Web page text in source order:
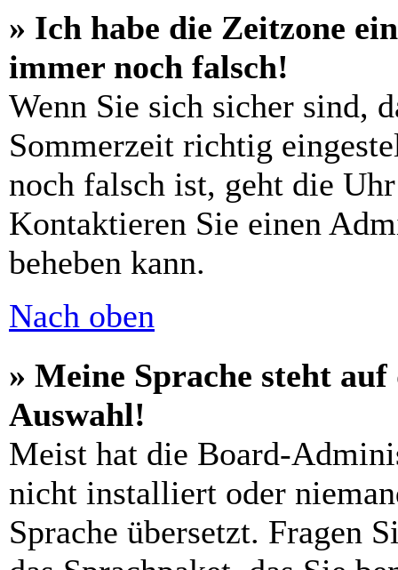
» Ich habe die Zeitzone
immer noch falsch!
Wenn Sie sich sicher sind,
Sommerzeit richtig
noch falsch ist, geht die
Kontaktieren Sie einen
beheben kann.
Nach oben
» Meine Sprache steht
Auswahl!
Meist hat die Board-
nicht installiert oder
Sprache übersetzt. Fragen